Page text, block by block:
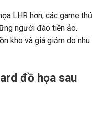
LHR hơn, các game thủ
người đào tiền ảo.
kho và giá giảm do nhu
đồ họa sau